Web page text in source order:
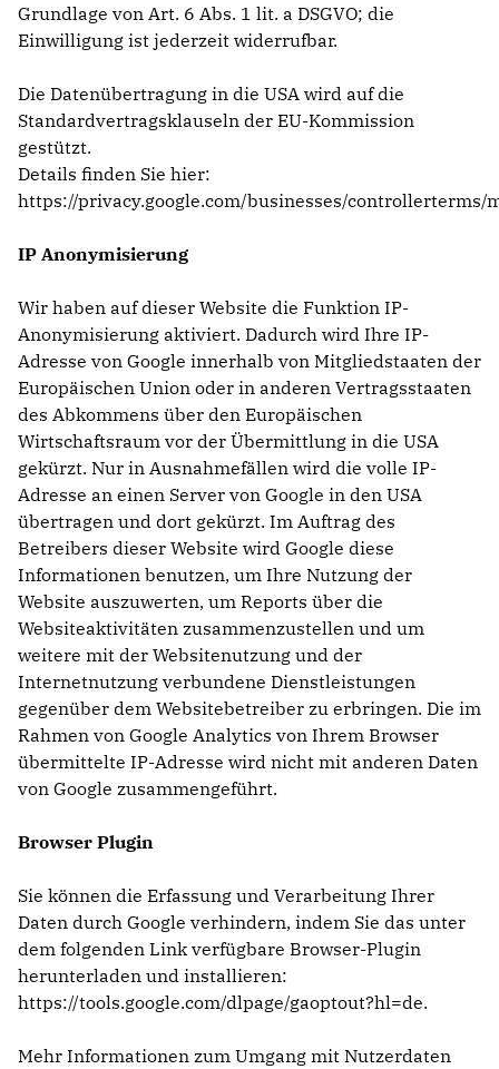
Grundlage von Art. 6 Abs. 1 lit. a DSGVO; die
Einwilligung ist jederzeit widerrufbar.
Die Datenübertragung in die USA wird auf die
Standardvertragsklauseln der EU-Kommission
gestützt.
Details finden Sie hier:
https://privacy.google.com/businesses/controllerterms/
IP Anonymisierung
Wir haben auf dieser Website die Funktion IP-
Anonymisierung aktiviert. Dadurch wird Ihre IP-
Adresse von Google innerhalb von Mitgliedstaaten der
Europäischen Union oder in anderen Vertragsstaaten
des Abkommens über den Europäischen
Wirtschaftsraum vor der Übermittlung in die USA
gekürzt. Nur in Ausnahmefällen wird die volle IP-
Adresse an einen Server von Google in den USA
übertragen und dort gekürzt. Im Auftrag des
Betreibers dieser Website wird Google diese
Informationen benutzen, um Ihre Nutzung der
Website auszuwerten, um Reports über die
Websiteaktivitäten zusammenzustellen und um
weitere mit der Websitenutzung und der
Internetnutzung verbundene Dienstleistungen
gegenüber dem Websitebetreiber zu erbringen. Die im
Rahmen von Google Analytics von Ihrem Browser
übermittelte IP-Adresse wird nicht mit anderen Daten
von Google zusammengeführt.
Browser Plugin
Sie können die Erfassung und Verarbeitung Ihrer
Daten durch Google verhindern, indem Sie das unter
dem folgenden Link verfügbare Browser-Plugin
herunterladen und installieren:
https://tools.google.com/dlpage/gaoptout?hl=de.
Mehr Informationen zum Umgang mit Nutzerdaten